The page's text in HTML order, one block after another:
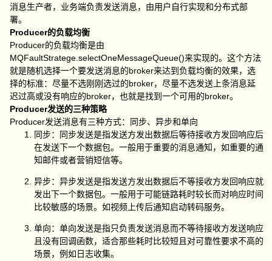
消息生产者，业务端负责发送消息，由用户自行实现和分布式部
署。
Producer的负载均衡
Producer的负载均衡是由
MQFaultStratege.selectOneMessageQueue()来实现的。这个方法
就是随机选择一个要发送消息的broker来达到负载均衡的效果，选
择的标准：尽量不选刚刚选过的broker，尽量不选发送上条消息延
迟过高或没有响应的broker，也就是找到一个可用的broker。
Producer发送的三种策略
Producer发送消息有三种方式：同步、异步和单向
同步：同步发送是指发送方发出数据后等待接收方发回响应后
在发送下一个数据包。一般用于重要的消息通知，如重要的通
知邮件或者营销短信等。
异步：异步发送是指发送方发出数据后不等接收方发回响应就
发出下一个数据包。一般用于可能链路耗时较长而对响应时间
比较敏感的场景。如视频上传后通知启动转码服务。
单向：单向发送是指只负责发送消息而不等待接收方发送响应
且没有回调函数，适合那些耗时比较短且对可靠性要求不高的
场景，例如日志收集。